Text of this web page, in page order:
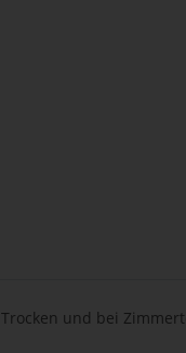
Trocken und bei